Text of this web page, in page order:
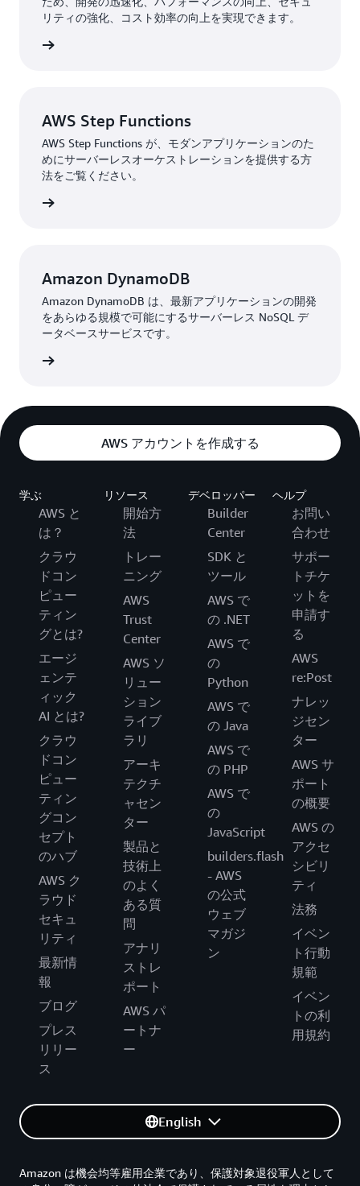
リティの強化、コスト効率の向上を実現できます。
AWS Step Functions
AWS Step Functions が、モダンアプリケーションのた
めにサーバーレスオーケストレーションを提供する方
法をご覧ください。
Amazon DynamoDB
Amazon DynamoDB は、最新アプリケーションの開発
をあらゆる規模で可能にするサーバーレス NoSQL デ
ータベースサービスです。
AWS アカウントを作成する
学ぶ
AWS と
は？
クラウ
ドコン
ピュー
ティン
グとは?
エージ
ェンテ
ィック
AI とは?
クラウ
ドコン
ピュー
ティン
グコン
セプト
のハブ
AWS ク
ラウド
セキュ
リティ
最新情
報
ブログ
プレス
リリー
ス
リソース
開始方
法
トレー
ニング
AWS
Trust
Center
AWS ソ
リュー
ション
ライブ
ラリ
アーキ
テクチ
ャセン
ター
製品と
技術上
のよく
ある質
問
アナリ
ストレ
ポート
AWS パ
ートナ
ー
デベロッパー
Builder
Center
SDK と
ツール
AWS で
の .NET
AWS で
の
Python
AWS で
の Java
AWS で
の PHP
AWS で
の
JavaScript
builders.flash
- AWS
の公式
ウェブ
マガジ
ン
ヘルプ
お問い
合わせ
サポー
トチケ
ットを
申請す
る
AWS
re:Post
ナレッ
ジセン
ター
AWS サ
ポート
の概要
AWS の
アクセ
シビリ
ティ
法務
イベン
ト行動
規範
イベン
トの利
用規約
English
Amazon は機会均等雇用企業であり、保護対象退役軍人として